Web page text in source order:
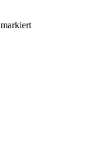
markiert